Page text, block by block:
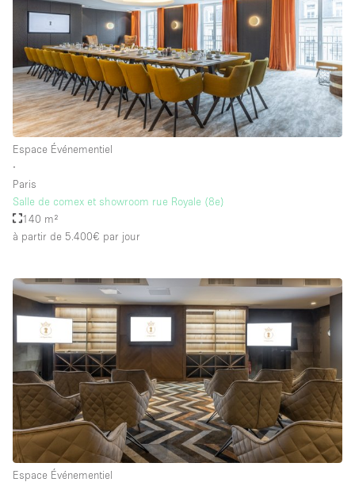
Espace Événementiel
∙
Paris
Salle de comex et showroom rue Royale (8e)
140 m²
à partir de 5.400€ par jour
Espace Événementiel